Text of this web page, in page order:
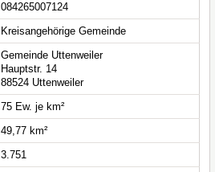
084265007124
Kreisangehörige Gemeinde
Gemeinde Uttenweiler
Hauptstr. 14
88524 Uttenweiler
75 Ew. je km²
49,77 km²
3.751